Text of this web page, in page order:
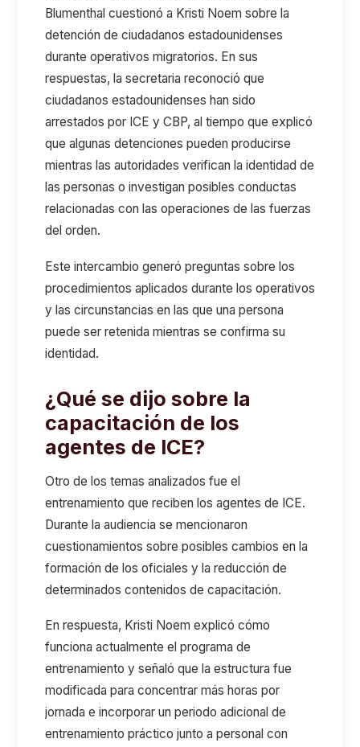
Blumenthal cuestionó a Kristi Noem sobre la
detención de ciudadanos estadounidenses
durante operativos migratorios. En sus
respuestas, la secretaria reconoció que
ciudadanos estadounidenses han sido
arrestados por ICE y CBP, al tiempo que explicó
que algunas detenciones pueden producirse
mientras las autoridades verifican la identidad de
las personas o investigan posibles conductas
relacionadas con las operaciones de las fuerzas
del orden.
Este intercambio generó preguntas sobre los
procedimientos aplicados durante los operativos
y las circunstancias en las que una persona
puede ser retenida mientras se confirma su
identidad.
¿Qué se dijo sobre la
capacitación de los
agentes de ICE?
Otro de los temas analizados fue el
entrenamiento que reciben los agentes de ICE.
Durante la audiencia se mencionaron
cuestionamientos sobre posibles cambios en la
formación de los oficiales y la reducción de
determinados contenidos de capacitación.
En respuesta, Kristi Noem explicó cómo
funciona actualmente el programa de
entrenamiento y señaló que la estructura fue
modificada para concentrar más horas por
jornada e incorporar un periodo adicional de
entrenamiento práctico junto a personal con